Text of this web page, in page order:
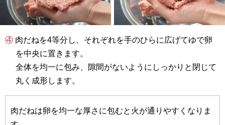
④ 肉だねを4等分し、それぞれを手のひらに広げてゆで卵
を中央に置きます。
全体を均一に包み、隙間がないようにしっかりと閉じて
丸く成形します。
肉だねは卵を均一な厚さに包むと火が通りやすくなりま